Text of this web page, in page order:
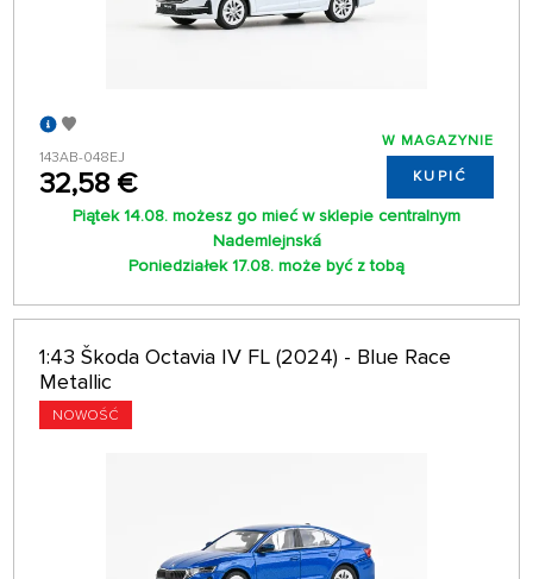
143AB-048EJ
32,58 €
W MAGAZYNIE
KUPIĆ
Piątek 14.08. możesz go mieć w sklepie centralnym
Nademlejnská
Poniedziałek 17.08. może być z tobą
1:43 Škoda Octavia IV FL (2024) - Blue Race
Metallic
NOWOŚĆ